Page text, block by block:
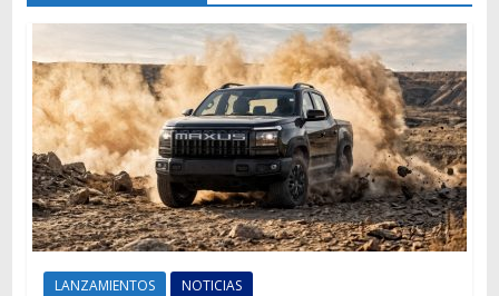
LANZAMIENTOS NOTICIAS